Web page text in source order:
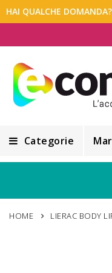
HAI QUALCHE DOMANDA?
Categorie
Alimentazione e
HOME LIERAC BODY